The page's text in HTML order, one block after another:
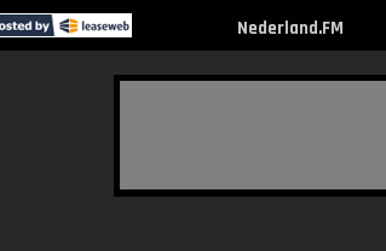
Nederland.FM